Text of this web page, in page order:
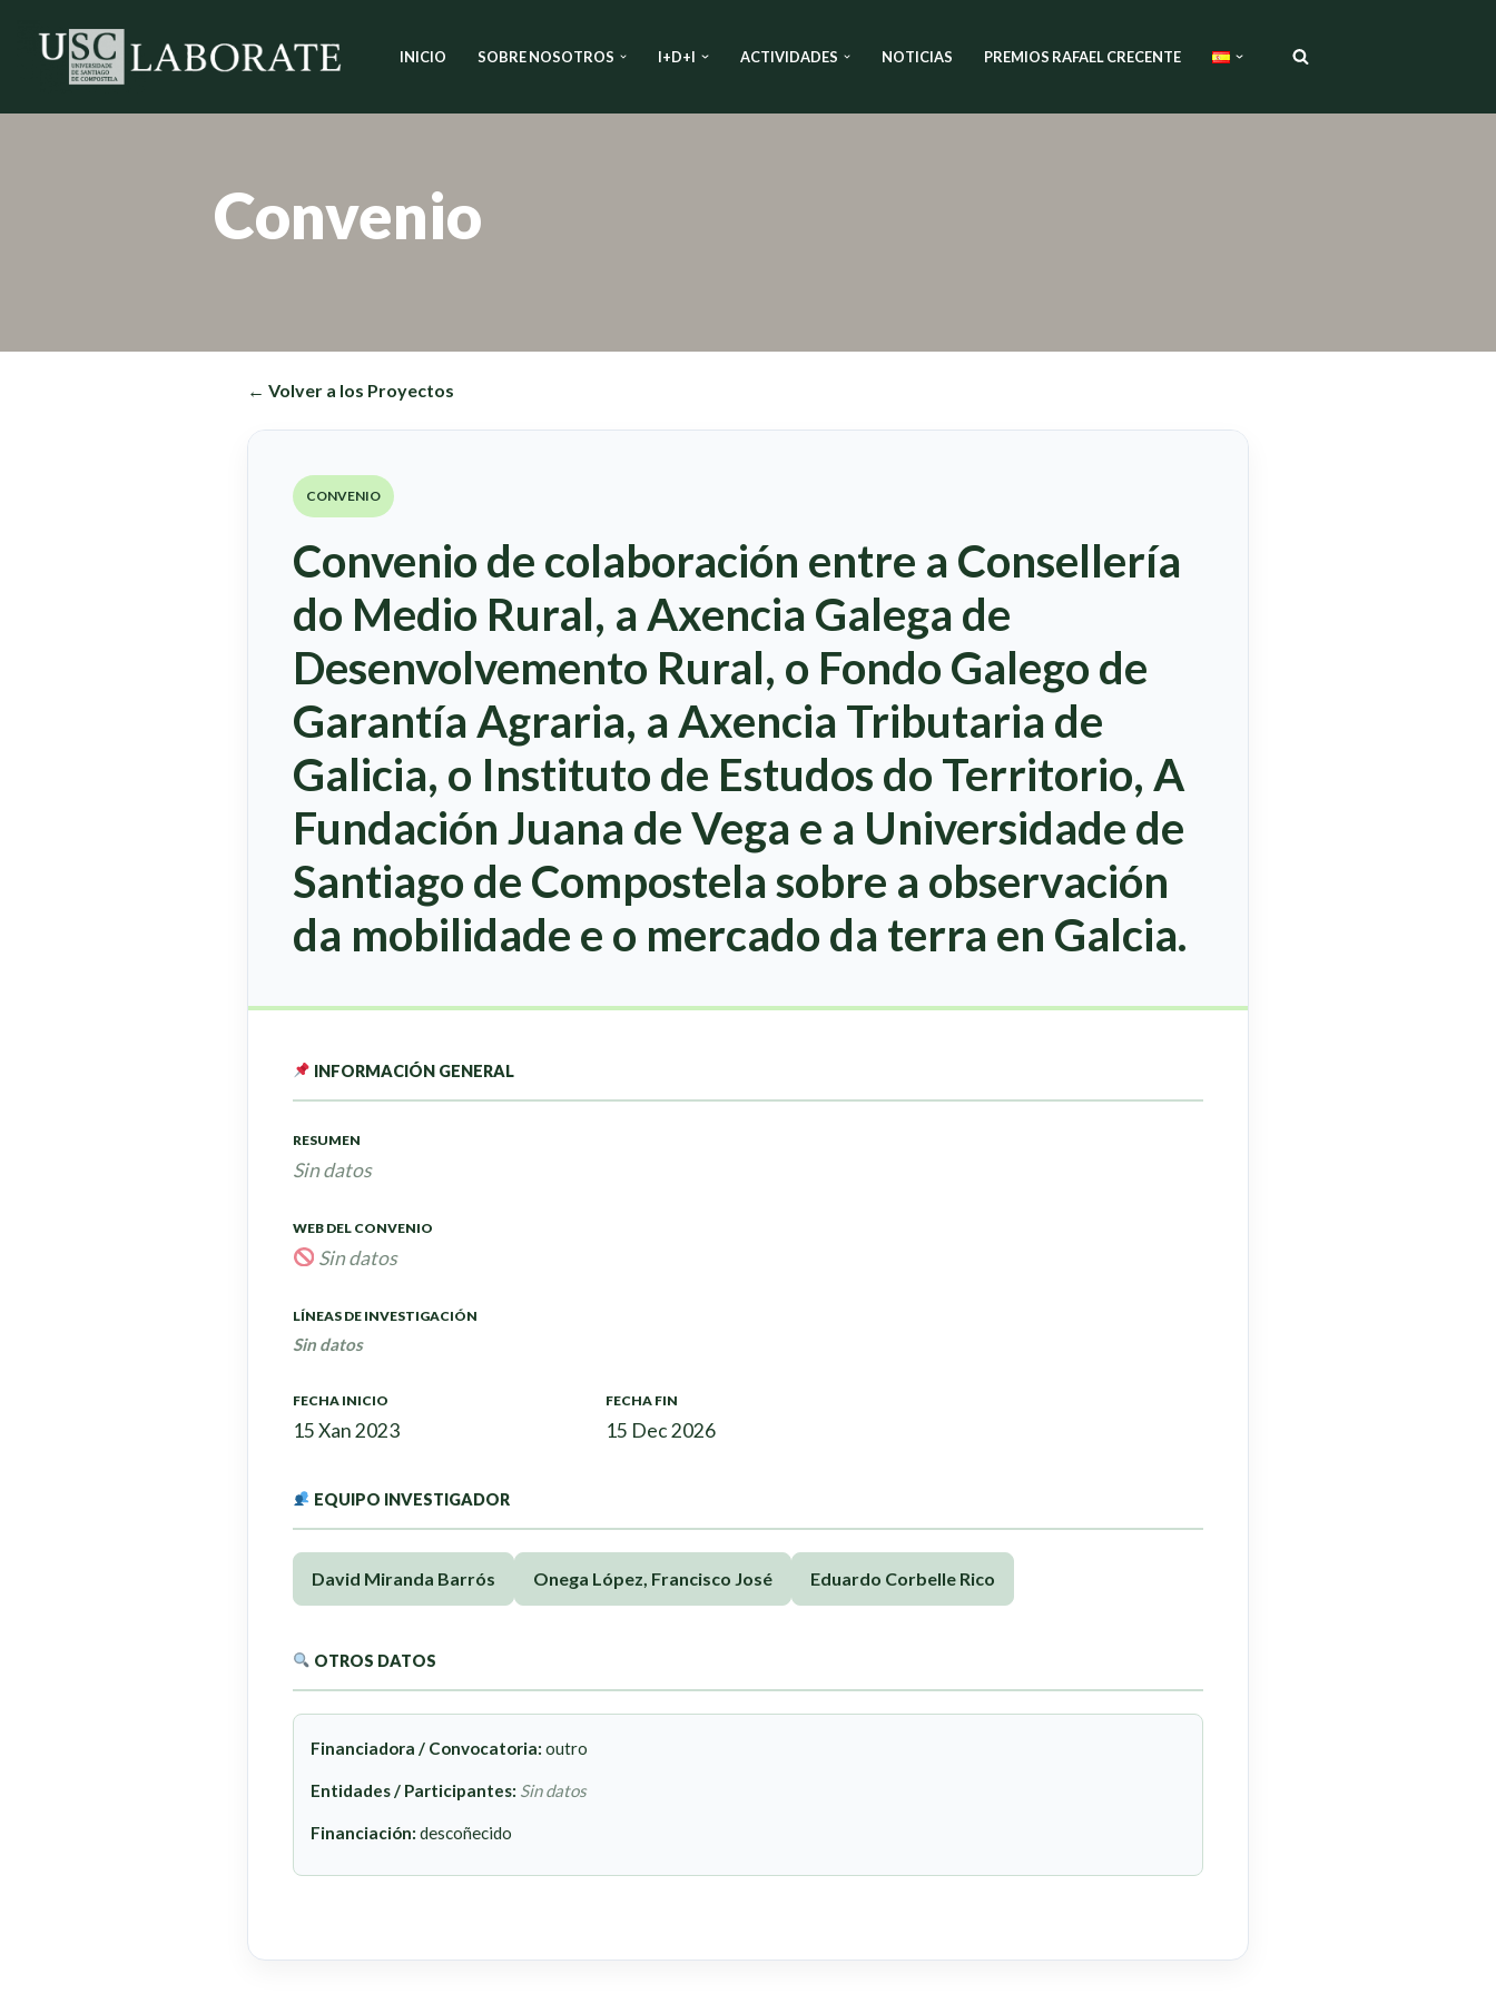
Saltar
INICIO SOBRE NOSOTROS I+D+I ACTIVIDADES NOTICIAS PREMIOS RAFAEL CRECENTE
Convenio
← Volver a los Proyectos
CONVENIO
Convenio de colaboración entre a Consellería
do Medio Rural, a Axencia Galega de
Desenvolvemento Rural, o Fondo Galego de
Garantía Agraria, a Axencia Tributaria de
Galicia, o Instituto de Estudos do Territorio, A
Fundación Juana de Vega e a Universidade de
Santiago de Compostela sobre a observación
da mobilidade e o mercado da terra en Galcia.
INFORMACIÓN GENERAL
RESUMEN
Sin datos
WEB DEL CONVENIO
Sin datos
LÍNEAS DE INVESTIGACIÓN
Sin datos
FECHA INICIO
15 Xan 2023
FECHA FIN
15 Dec 2026
EQUIPO INVESTIGADOR
David Miranda Barrós Onega López, Francisco José Eduardo Corbelle Rico
OTROS DATOS
Financiadora / Convocatoria: outro
Entidades / Participantes: Sin datos
Financiación: descoñecido